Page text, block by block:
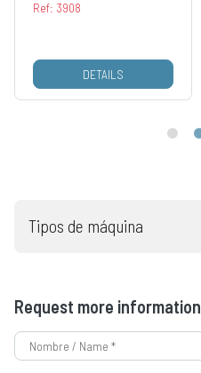
Tipos de máquina
Request more information
Ref: 3908
DETAILS